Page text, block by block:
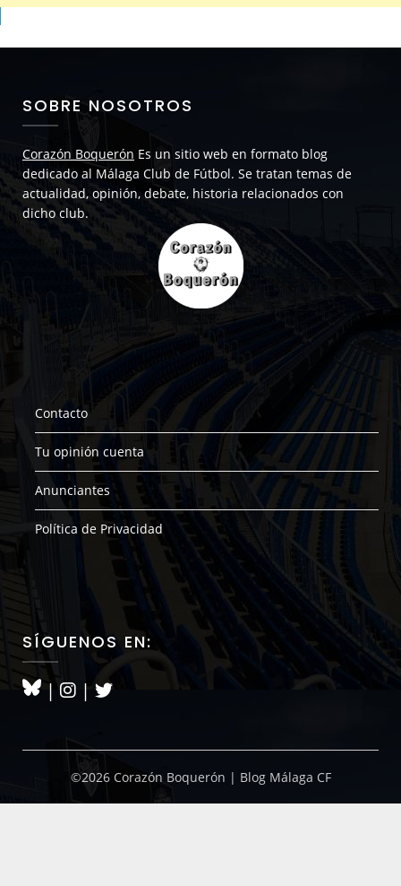
SOBRE NOSOTROS
Corazón Boquerón Es un sitio web en formato blog
dedicado al Málaga Club de Fútbol. Se tratan temas de
actualidad, opinión, debate, historia relacionados con
dicho club.
Contacto
Tu opinión cuenta
Anunciantes
Política de Privacidad
SÍGUENOS EN:
| |
©2026 Corazón Boquerón | Blog Málaga CF